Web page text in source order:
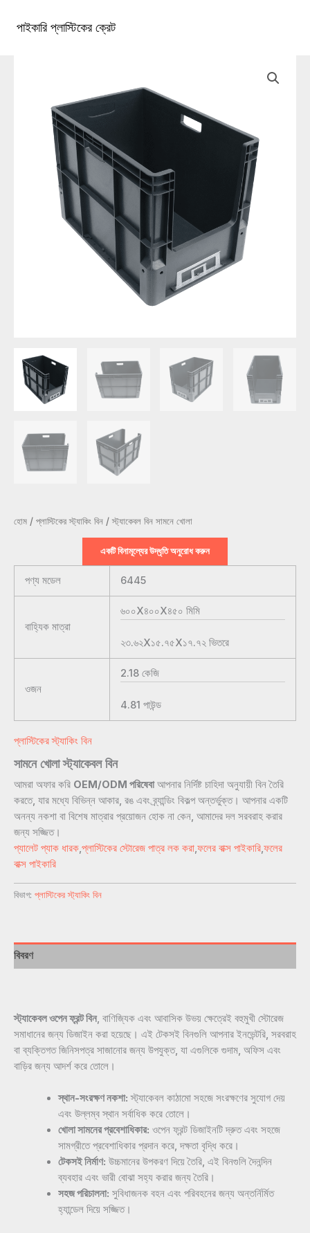
পাইকারি প্লাস্টিকের ক্রেট
হোম / প্লাস্টিকের স্ট্যাকিং বিন / স্ট্যাকেবল বিন সামনে খোলা
একটি বিনামূল্যের উদ্ধৃতি অনুরোধ করুন
পণ্য মডেল 6445
বাহ্যিক মাত্রা
৬০০X৪০০X৪৫০ মিমি
২৩.৬২X১৫.৭৫X১৭.৭২ ভিতরে
ওজন
2.18 কেজি
4.81 পাউন্ড
প্লাস্টিকের স্ট্যাকিং বিন
সামনে খোলা স্ট্যাকেবল বিন
আমরা অফার করি OEM/ODM পরিষেবাআপনার নির্দিষ্ট চাহিদা অনুযায়ী বিন তৈরি
করতে, যার মধ্যে বিভিন্ন আকার, রঙ এবং ব্র্যান্ডিং বিকল্প অন্তর্ভুক্ত। আপনার একটি
অনন্য নকশা বা বিশেষ মাত্রার প্রয়োজন হোক না কেন, আমাদের দল সরবরাহ করার
জন্য সজ্জিত।
প্যালেট প্যাক ধারক,প্লাস্টিকের স্টোরেজ পাত্র লক করা,ফলের বাক্স পাইকারি,ফলের
বাক্স পাইকারি
বিভাগ: প্লাস্টিকের স্ট্যাকিং বিন
বিবরণ
স্ট্যাকেবল ওপেন ফ্রন্ট বিন, বাণিজ্যিক এবং আবাসিক উভয় ক্ষেত্রেই বহুমুখী স্টোরেজ
সমাধানের জন্য ডিজাইন করা হয়েছে। এই টেকসই বিনগুলি আপনার ইনভেন্টরি, সরবরাহ
বা ব্যক্তিগত জিনিসপত্র সাজানোর জন্য উপযুক্ত, যা এগুলিকে গুদাম, অফিস এবং
বাড়ির জন্য আদর্শ করে তোলে।
স্থান-সংরক্ষণ নকশা: স্ট্যাকেবল কাঠামো সহজে সংরক্ষণের সুযোগ দেয়
এবং উল্লম্ব স্থান সর্বাধিক করে তোলে।
খোলা সামনের প্রবেশাধিকার: ওপেন ফ্রন্ট ডিজাইনটি দ্রুত এবং সহজে
সামগ্রীতে প্রবেশাধিকার প্রদান করে, দক্ষতা বৃদ্ধি করে।
টেকসই নির্মাণ: উচ্চমানের উপকরণ দিয়ে তৈরি, এই বিনগুলি দৈনন্দিন
ব্যবহার এবং ভারী বোঝা সহ্য করার জন্য তৈরি।
সহজ পরিচালনা: সুবিধাজনক বহন এবং পরিবহনের জন্য অন্তর্নির্মিত
হ্যান্ডেল দিয়ে সজ্জিত।